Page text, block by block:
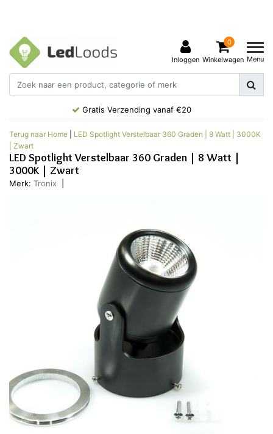
Inloggen
0
Winkelwagen Menu
Gratis Verzending vanaf €20
Terug naar Home
LED Spotlight Verstelbaar 360 Graden | 8 Watt | 3000K
| Zwart
LED Spotlight Verstelbaar 360 Graden | 8 Watt |
3000K | Zwart
Merk: Tronix